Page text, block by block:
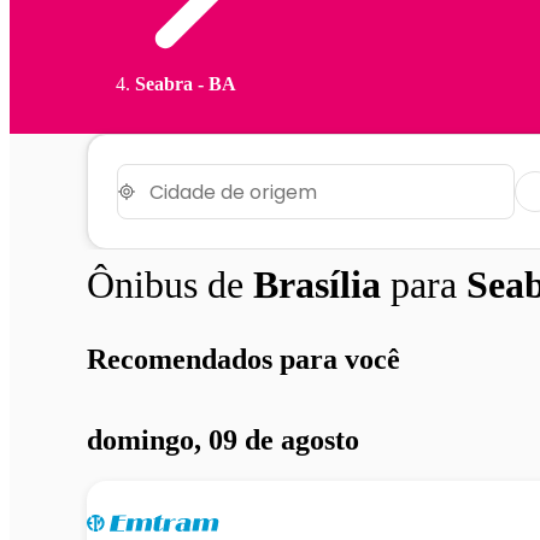
Seabra - BA
Ônibus de Brasília para
Recomendados para você
domingo, 09 de agosto